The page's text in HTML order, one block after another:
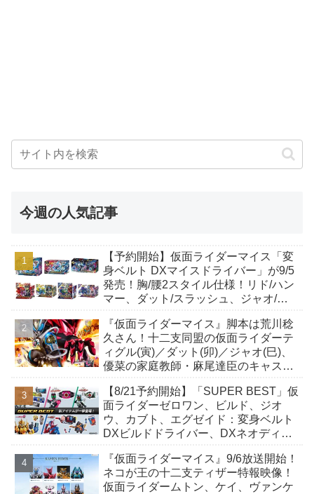
今週の人気記事
【予約開始】仮面ライダーマイス「変
身ベルト DXマイスドライバー」が9/5
発売！胸/腰2スタイル仕様！リド/ハン
マー、ダット/スラッシュ、ジャオ/バ
も！
『仮面ライダーマイス』脚本は荒川稔
久さん！十二支同盟の仮面ライダーテ
ィグル(寅)／ダット(卯)／ジャオ(巳)、
優菜の家庭教師・麻尾達臣のキャスト
んも変身！
【8/21予約開始】「SUPER BEST」仮
面ライダーゼロワン、ビルド、ジオ
ウ、カブト、エグゼイド：変身ベルト
DXビルドドライバー、DXネオディケ
か12点！
『仮面ライダーマイス』9/6放送開始！
ネコが王の十二支ティザー特報映像！
仮面ライダームトン、ケイ、ヴァンケ